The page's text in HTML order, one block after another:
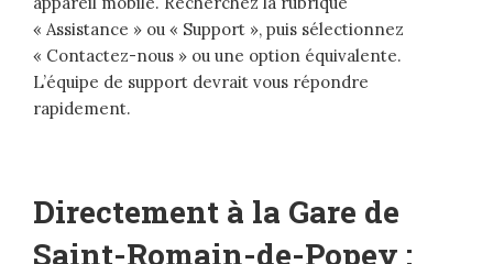
« Assistance » ou « Support », puis sélectionnez
« Contactez-nous » ou une option équivalente.
L’équipe de support devrait vous répondre
rapidement.
Directement à la Gare de
Saint-Romain-de-Popey :